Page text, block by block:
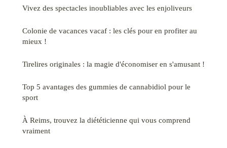
Vivez des spectacles inoubliables avec les enjoliveurs
Colonie de vacances vacaf : les clés pour en profiter au
mieux !
Tirelires originales : la magie d'économiser en s'amusant !
Top 5 avantages des gummies de cannabidiol pour le
sport
À Reims, trouvez la diététicienne qui vous comprend
vraiment